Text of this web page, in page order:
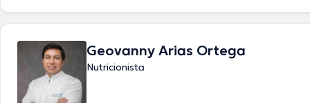
Geovanny Arias Ortega
Nutricionista